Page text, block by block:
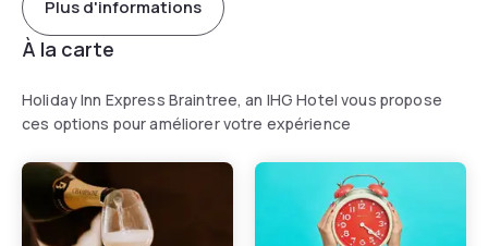
Plus d'informations
À la carte
Holiday Inn Express Braintree, an IHG Hotel vous propose
ces options pour améliorer votre expérience